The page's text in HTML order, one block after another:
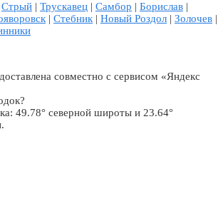
Стрый | Трускавец | Самбор | Борислав |
| Стебник| Новый Роздол | Золочев |
совместно с сервисом «Яндекс
49.78° северной широты и 23.64°